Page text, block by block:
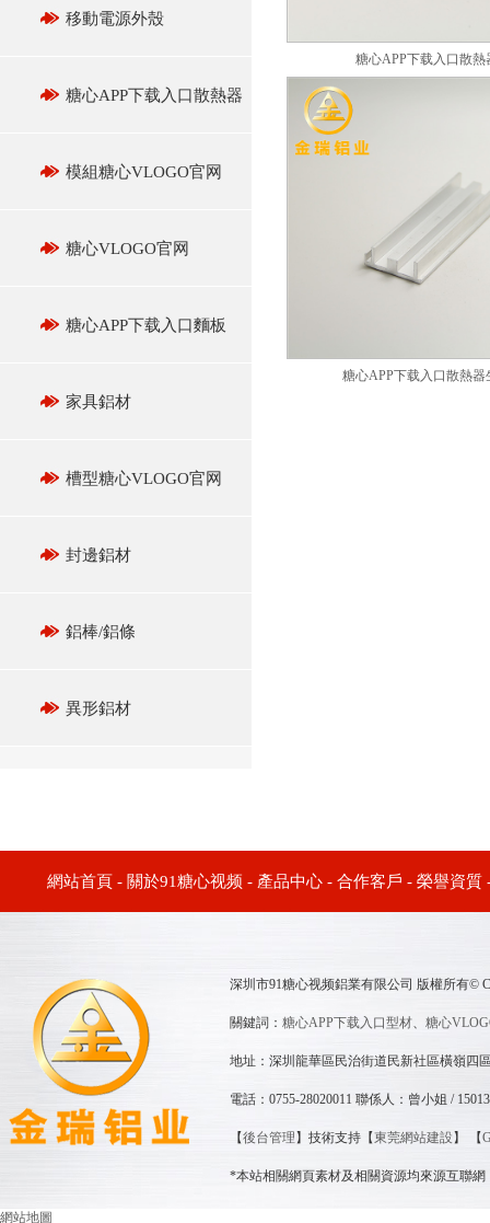
移動電源外殼
糖心APP下载入口散熱器
模組糖心VLOGO官网
糖心VLOGO官网
糖心APP下载入口麵板
家具鋁材
槽型糖心VLOGO官网
封邊鋁材
鋁棒/鋁條
異形鋁材
糖心APP下载入口散熱
糖心APP下载入口散熱器
網站首頁- 關於91糖心视频 - 產品中心- 合作客戶 - 榮譽資質
深圳市91糖心视频鋁業有限公司 版權所有©
關鍵詞： 糖心APP下载入口型材、 糖心
地址：深圳龍華區民治街道民新社區橫嶺四
電話：0755-28020011 聯係人：曾小姐 /
【後台管理 】技術支持【東莞網站建設 】 【
*本站相關網頁素材及相關資源均來源互聯
網站地圖